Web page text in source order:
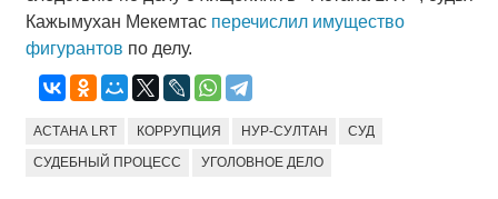
Кажымухан Мекемтас перечислил имущество
фигурантов по делу.
АСТАНА LRT КОРРУПЦИЯ НУР-СУЛТАН СУД
СУДЕБНЫЙ ПРОЦЕСС УГОЛОВНОЕ ДЕЛО